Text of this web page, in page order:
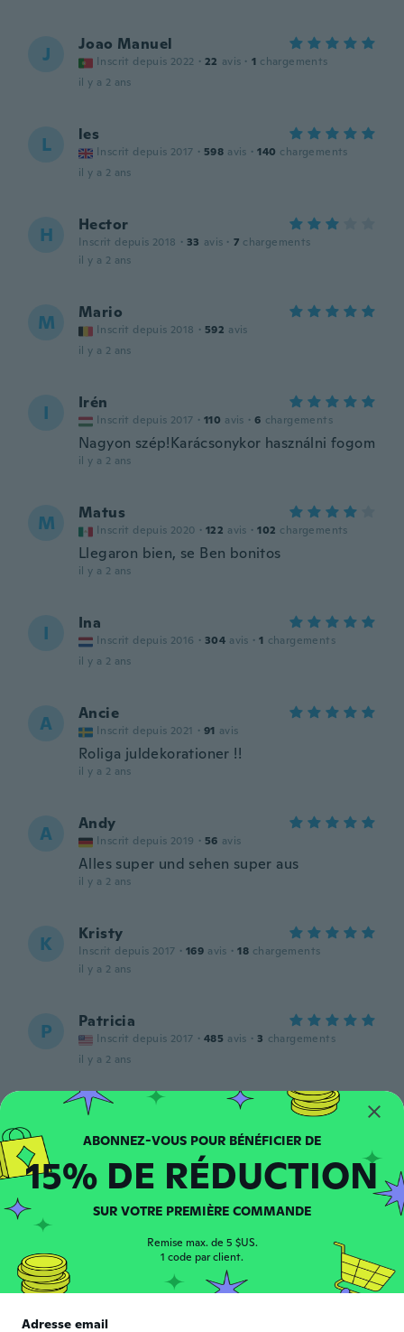
J Joao Manuel
Inscrit depuis 2022 · 22 avis · 1 chargements
il y a 2 ans
L les
Inscrit depuis 2017 · 598 avis · 140 chargements
il y a 2 ans
H Hector
Inscrit depuis 2018 · 33 avis · 7 chargements
il y a 2 ans
M Mario
Inscrit depuis 2018 · 592 avis
il y a 2 ans
I Irén
Inscrit depuis 2017 · 110 avis · 6 chargements
Nagyon szép!Karácsonykor használni fogom
il y a 2 ans
M Matus
Inscrit depuis 2020 · 122 avis · 102 chargements
Llegaron bien, se Ben bonitos
il y a 2 ans
I Ina
Inscrit depuis 2016 · 304 avis · 1 chargements
il y a 2 ans
A Ancie
Inscrit depuis 2021 · 91 avis
Roliga juldekorationer !!
il y a 2 ans
A Andy
Inscrit depuis 2019 · 56 avis
Alles super und sehen super aus
il y a 2 ans
K Kristy
Inscrit depuis 2017 · 169 avis · 18 chargements
il y a 2 ans
P Patricia
Inscrit depuis 2017 · 485 avis · 3 chargements
il y a 2 ans
Dea
il y a 3 ans
monika
15% DE RÉDUCTION
SUR VOTRE PREMIÈRE COMMANDE
Remise max. de 5 $US.
1 code par client.
Adresse email